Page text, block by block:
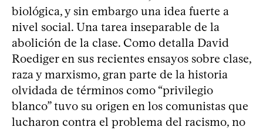
biológica, y sin embargo una idea fuerte a
nivel social. Una tarea inseparable de la
abolición de la clase. Como detalla David
Roediger en sus recientes ensayos sobre clase,
raza y marxismo, gran parte de la historia
olvidada de términos como “privilegio
blanco” tuvo su origen en los comunistas que
lucharon contra el problema del racismo, no